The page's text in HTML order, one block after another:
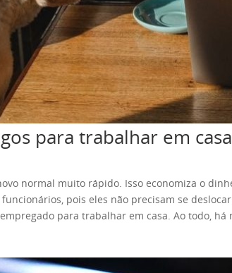
para trabalhar em
normal muito rápido. Isso economiza o
pois eles não precisam se
para trabalhar em casa. Ao todo,
Inserir dados de uma fonte em um meio